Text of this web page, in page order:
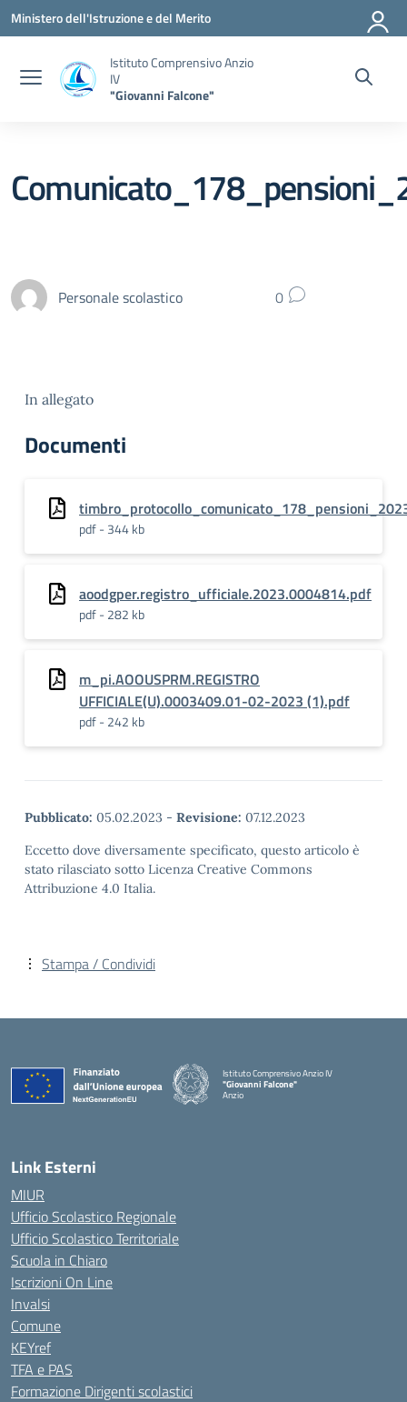
Vai ai contenuti
Vai al menu di navigazione
Vai al footer
Ministero dell'Istruzione e del Merito
Istituto Comprensivo Anzio
IV
"Giovanni Falcone"
Personale scolastico 0
In allegato
Documenti
pdf - 344 kb
aoodgper.registro_ufficiale.2023.0004814.pdf
pdf - 282 kb
m_pi.AOOUSPRM.REGISTRO
UFFICIALE(U).0003409.01-02-2023 (1).pdf
pdf - 242 kb
Pubblicato: 05.02.2023 - Revisione: 07.12.2023
Eccetto dove diversamente specificato, questo articolo è
stato rilasciato sotto Licenza Creative Commons
Attribuzione 4.0 Italia.
Stampa / Condividi
Istituto Comprensivo Anzio IV
"Giovanni Falcone"
Anzio
Link Esterni
MIUR
Ufficio Scolastico Regionale
Ufficio Scolastico Territoriale
Scuola in Chiaro
Iscrizioni On Line
Invalsi
Comune
KEYref
TFA e PAS
Formazione Dirigenti scolastici